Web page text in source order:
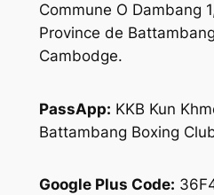
Commune O Dambang
Province de
Cambodge.
PassApp: KKB Kun
Battambang Boxing
Google Plus Code: